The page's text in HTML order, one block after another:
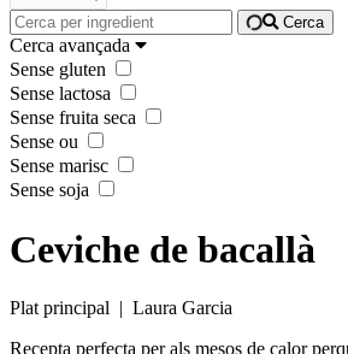
Cerca
Cerca avançada
Sense gluten
Sense lactosa
Sense fruita seca
Sense ou
Sense marisc
Sense soja
Ceviche de bacallà
Plat principal | Laura Garcia
Recepta perfecta per als mesos de calor